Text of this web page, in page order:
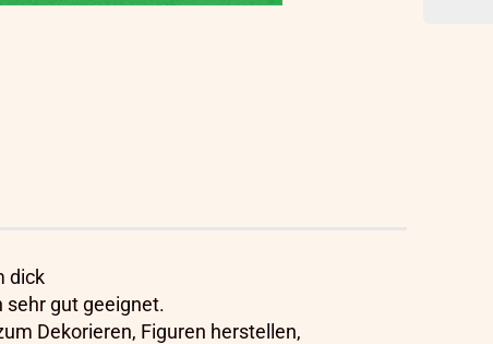
dick
gut geeignet.
Dekorieren, Figuren herstellen,